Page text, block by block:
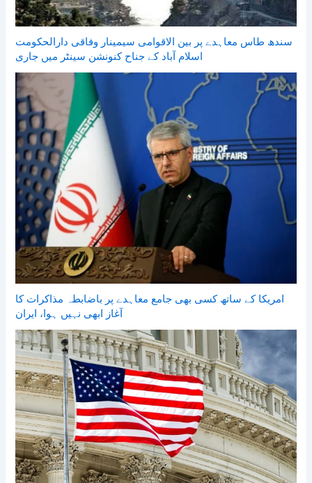
سندھ طاس معاہدے پر بین الاقوامی سیمینار وفاقی دارالحکومت
اسلام آباد کے جناح کنونشن سینٹر میں جاری
امریکا کے ساتھ کسی بھی جامع معاہدے پر باضابطہ مذاکرات کا
آغاز ابھی نہیں ہوا، ایران